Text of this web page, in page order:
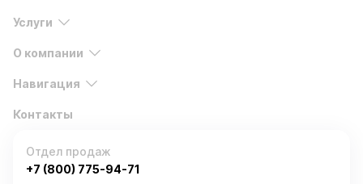
Услуги
О компании
Навигация
Контакты
Отдел продаж
+7 (800) 775-94-71